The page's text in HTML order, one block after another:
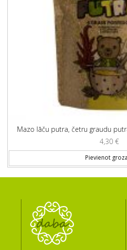
Mazo lāču putra, četru graudu
4,30 €
Pievienot